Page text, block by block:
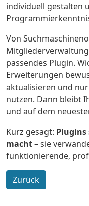
individuell gestalten
Von
passendes Plugin.
Erweiterungen
aktualisieren und
nutzen. Dann bleibt
und auf dem
Kurz gesagt: Plugins
macht– sie
funktionierende,
Zurück